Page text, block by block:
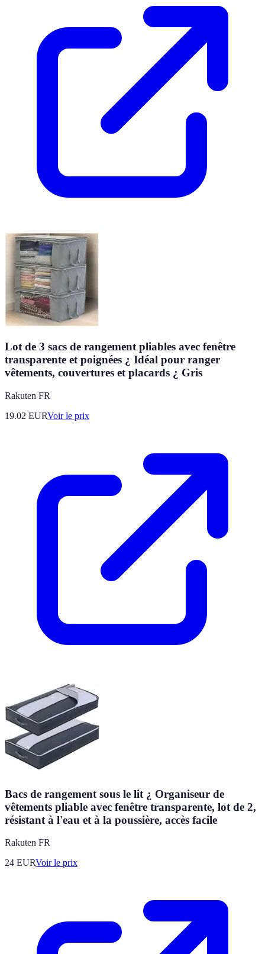
Lot de 3 sacs de rangement pliables avec fenêtre
transparente et poignées ¿ Idéal pour ranger
vêtements, couvertures et placards ¿ Gris
Rakuten FR
19.02 EURVoir le prix
Bacs de rangement sous le lit ¿ Organiseur de
vêtements pliable avec fenêtre transparente, lot de 2,
résistant à l'eau et à la poussière, accès facile
Rakuten FR
24 EURVoir le prix